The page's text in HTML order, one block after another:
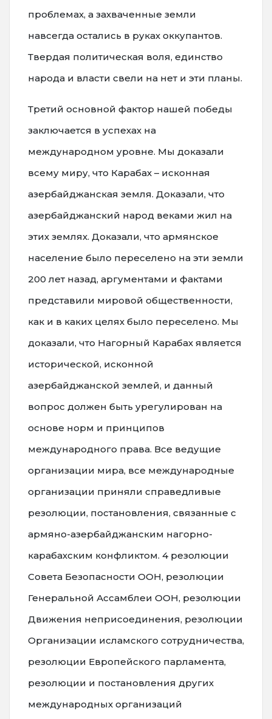
проблемах, а захваченные земли
навсегда остались в руках оккупантов.
Твердая политическая воля, единство
народа и власти свели на нет и эти планы.
Третий основной фактор нашей победы
заключается в успехах на
международном уровне. Мы доказали
всему миру, что Карабах – исконная
азербайджанская земля. Доказали, что
азербайджанский народ веками жил на
этих землях. Доказали, что армянское
население было переселено на эти земли
200 лет назад, аргументами и фактами
представили мировой общественности,
как и в каких целях было переселено. Мы
доказали, что Нагорный Карабах является
исторической, исконной
азербайджанской землей, и данный
вопрос должен быть урегулирован на
основе норм и принципов
международного права. Все ведущие
организации мира, все международные
организации приняли справедливые
резолюции, постановления, связанные с
армяно-азербайджанским нагорно-
карабахским конфликтом. 4 резолюции
Совета Безопасности ООН, резолюции
Генеральной Ассамблеи ООН, резолюции
Движения неприсоединения, резолюции
Организации исламского сотрудничества,
резолюции Европейского парламента,
резолюции и постановления других
международных организаций